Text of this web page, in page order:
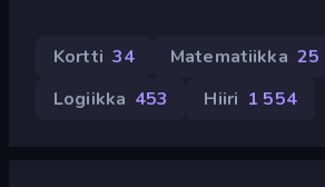
Kortti 34 Matematiikka 25
Logiikka 453 Hiiri 1 554